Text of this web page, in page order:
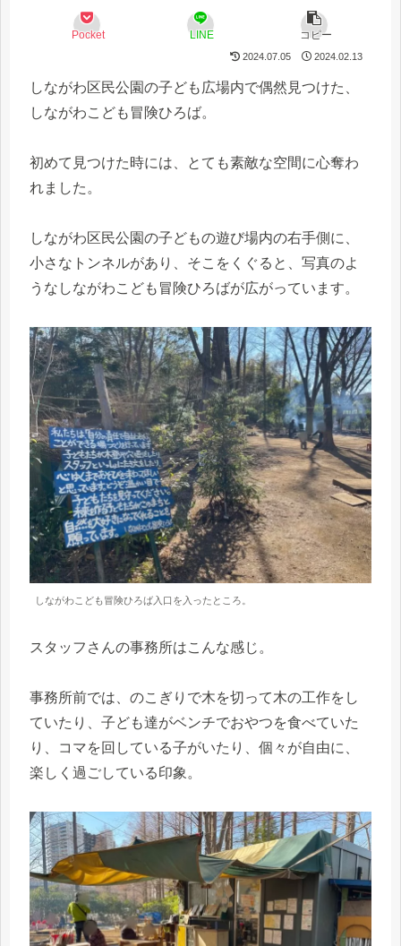
Pocket LINE コピー
2024.07.05 2024.02.13
しながわ区民公園の子ども広場内で偶然見つけた、
しながわこども冒険ひろば。
初めて見つけた時には、とても素敵な空間に心奪わ
れました。
しながわ区民公園の子どもの遊び場内の右手側に、
小さなトンネルがあり、そこをくぐると、写真のよ
うなしながわこども冒険ひろばが広がっています。
しながわこども冒険ひろば入口を入ったところ。
スタッフさんの事務所はこんな感じ。
事務所前では、のこぎりで木を切って木の工作をし
ていたり、子ども達がベンチでおやつを食べていた
り、コマを回している子がいたり、個々が自由に、
楽しく過ごしている印象。